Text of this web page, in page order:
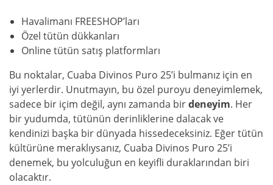
Havalimanı FREESHOP’ları
Özel tütün dükkanları
Online tütün satış platformları
Bu noktalar, Cuaba Divinos Puro 25’i bulmanız için en
iyi yerlerdir. Unutmayın, bu özel puroyu deneyimlemek,
sadece bir içim değil, aynı zamanda birdeneyim. Her
bir yudumda, tütünün derinliklerine dalacak ve
kendinizi başka bir dünyada hissedeceksiniz. Eğer tütün
kültürüne meraklıysanız, Cuaba Divinos Puro 25’i
denemek, bu yolculuğun en keyifli duraklarından biri
olacaktır.